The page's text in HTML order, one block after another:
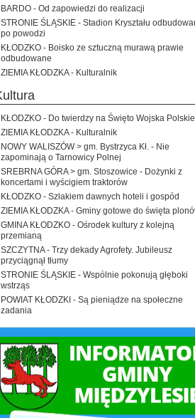
BARDO - Od zapowiedzi do realizacji
STRONIE ŚLĄSKIE - Stadion Kryształu
po powodzi
KŁODZKO - Boisko ze sztuczną murawą prawie
odbudowane
ZIEMIA KŁODZKA - Kulturalnik
kultura
KŁODZKO - Do twierdzy na Święto Wojska
ZIEMIA KŁODZKA - Kulturalnik
NOWY WALISZÓW > gm. Bystrzyca Kł. - Nie
zapominają o Tarnowicy Polnej
SREBRNA GÓRA > gm. Stoszowice - Dożynki z
koncertami i wyścigiem traktorów
KŁODZKO - Szlakiem dawnych hoteli i gospód
ZIEMIA KŁODZKA - Gminy gotowe do święta
GMINA KŁODZKO - Ośrodek kultury z kolejną
przemianą
SZCZYTNA - Trzy dekady Agrofety. Jubileusz
przyciągnął tłumy
STRONIE ŚLĄSKIE - Wspólnie pokonują głęboki
wstrząs
POWIAT KŁODZKI - Są pieniądze na społeczne
zadania